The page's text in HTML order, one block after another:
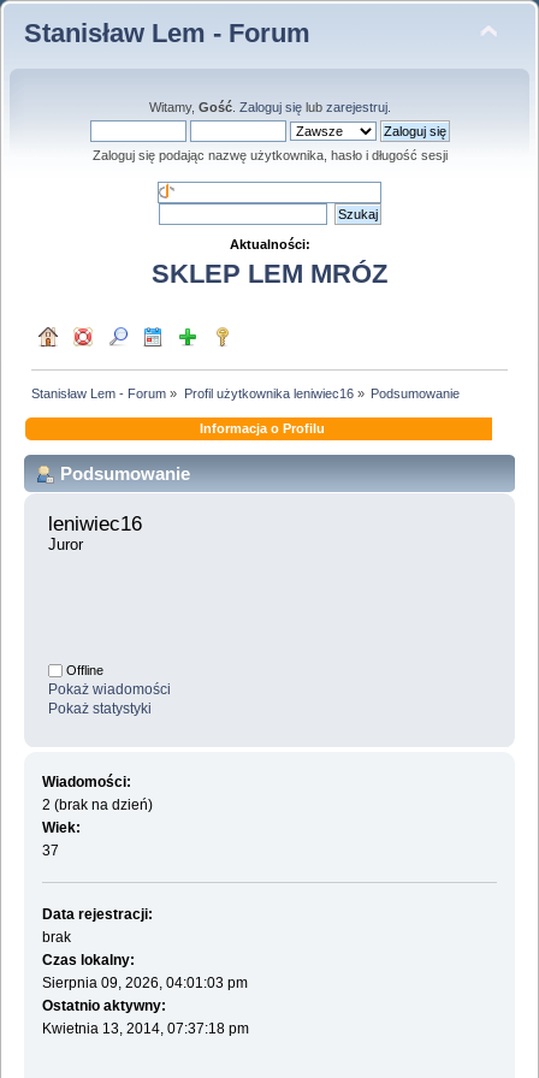
Stanisław Lem - Forum
Witamy, Gość. Zaloguj sięlub zarejestruj.
Zaloguj się podając nazwę użytkownika, hasło i długość sesji
Aktualności:
SKLEP LEM MRÓZ
Stanisław Lem - Forum » Profil użytkownika leniwiec16» Podsumowanie
Informacja o Profilu
Podsumowanie
leniwiec16
Juror
Offline
Pokaż wiadomości
Pokaż statystyki
Wiadomości:
2 (brak na dzień)
Wiek:
37
Data rejestracji:
brak
Czas lokalny:
Sierpnia 09, 2026, 04:01:03 pm
Ostatnio aktywny:
Kwietnia 13, 2014, 07:37:18 pm